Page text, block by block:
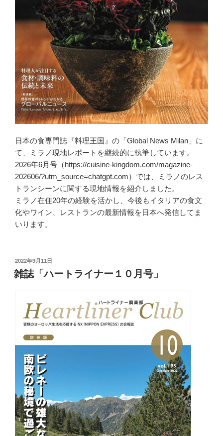
日本の食専門誌『料理王国』の「Global News Milan」に
て、ミラノ現地レポートを継続的に執筆しています。
2026年6月号（https://cuisine-kingdom.com/magazine-
202606/?utm_source=chatgpt.com）では、ミラノのレス
トランシーンに関する現地情報を紹介しました。
ミラノ在住20年の経験を活かし、今後もイタリアの食文
化やワイン、レストランの最新情報を日本へ発信してま
いります。
投
稿
日:
2022年9月11日
雑誌「ハートライナー１０月号」